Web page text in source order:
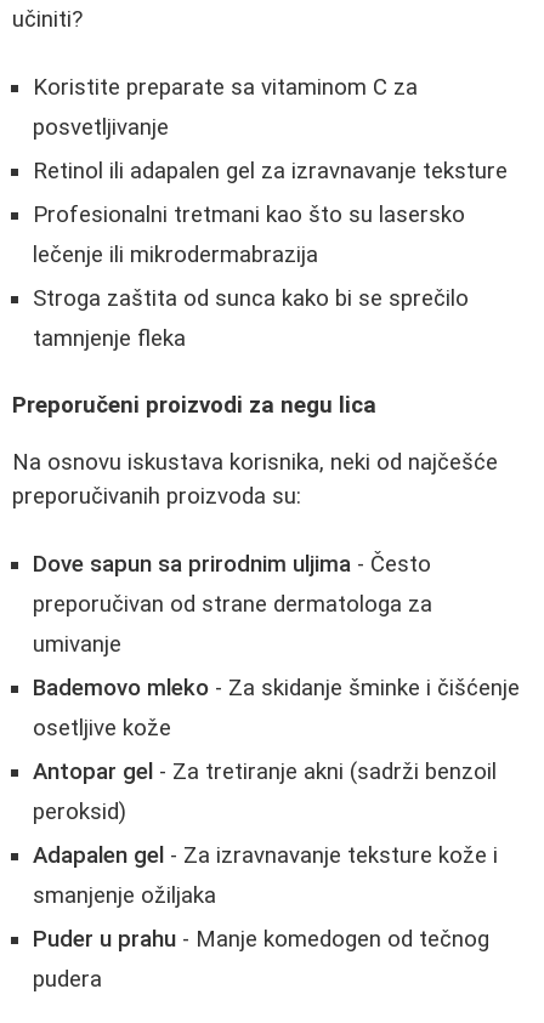
učiniti?
Koristite preparate sa vitaminom C za
posvetljivanje
Retinol ili adapalen gel za izravnavanje teksture
Profesionalni tretmani kao što su lasersko
lečenje ili mikrodermabrazija
Stroga zaštita od sunca kako bi se sprečilo
tamnjenje fleka
Preporučeni proizvodi za negu lica
Na osnovu iskustava korisnika, neki od najčešće
preporučivanih proizvoda su:
Dove sapun sa prirodnim uljima - Često
preporučivan od strane dermatologa za
umivanje
Bademovo mleko - Za skidanje šminke i čišćenje
osetljive kože
Antopar gel - Za tretiranje akni (sadrži benzoil
peroksid)
Adapalen gel - Za izravnavanje teksture kože i
smanjenje ožiljaka
Puder u prahu - Manje komedogen od tečnog
pudera